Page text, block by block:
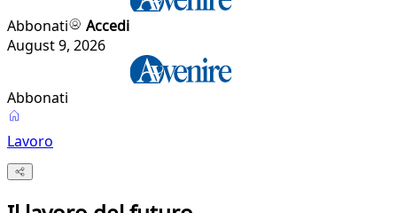
Abbonati
Accedi
August 9, 2026
Abbonati
Lavoro